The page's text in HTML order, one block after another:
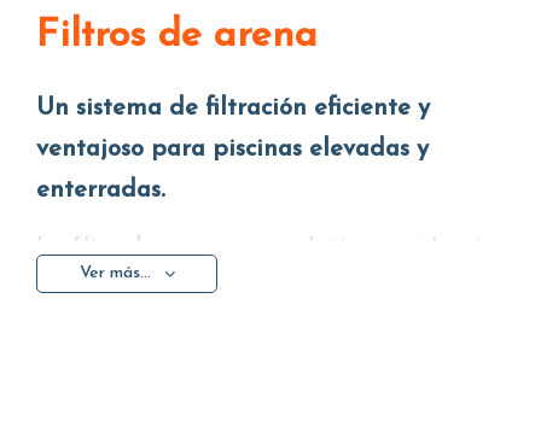
Filtros de arena
Un sistema de filtración eficiente y
ventajoso para piscinas elevadas y
enterradas.
Los filtros de arena son una solución especialmente
ventajosa para una filtración eficiente de la piscina.
Ver más...